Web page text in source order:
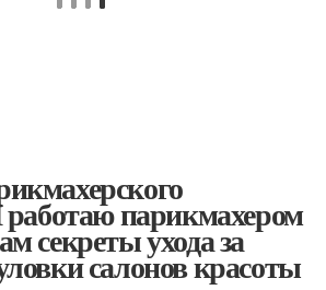
работаю парикмахером
секреты ухода за
салонов красоты